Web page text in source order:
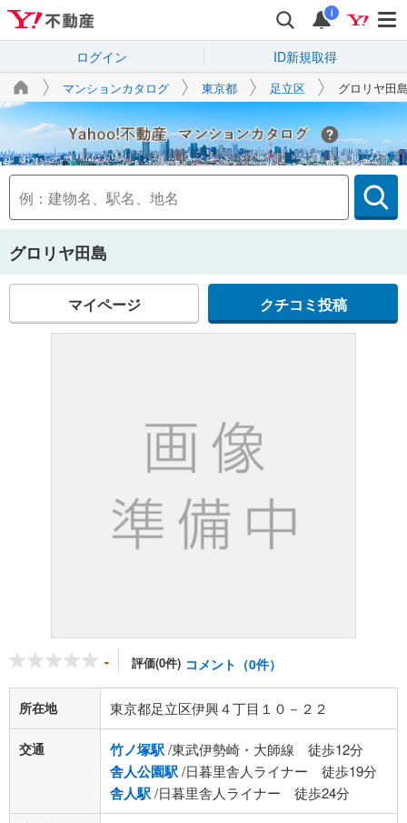
i
ログイン ID新規取得
マンションカタログ 東京都 足立区 グロリヤ田
Yahoo!不動産
グロリヤ田島
マイページ クチコミ投稿
- 評価(0件) コメント（0件）
所在地 東京都足立区伊興４丁目１０－２２
交通 竹ノ塚駅/東武伊勢崎・大師線 徒歩12分
舎人公園駅/日暮里舎人ライナー 徒歩19分
舎人駅/日暮里舎人ライナー 徒歩24分